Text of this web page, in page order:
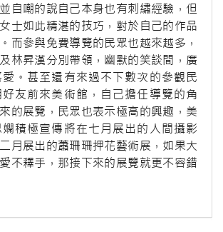
自嘲的說自己本身也有刺繡經驗，但
士如此精湛的技巧，對於自己的作品
而參與免費導覽的民眾也越來越多，
林昇漢分別帶領，幽默的笑談間，廣
。甚至還有來過不下數次的參觀民
友前來美術館，自己擔任導覽的角
的展覽，民眾也表示極高的興趣，美
積極宣傳將在七月展出的人間攝影
月展出的蕭珊珊押花藝術展，如果大
不釋手，那接下來的展覽就更不容錯